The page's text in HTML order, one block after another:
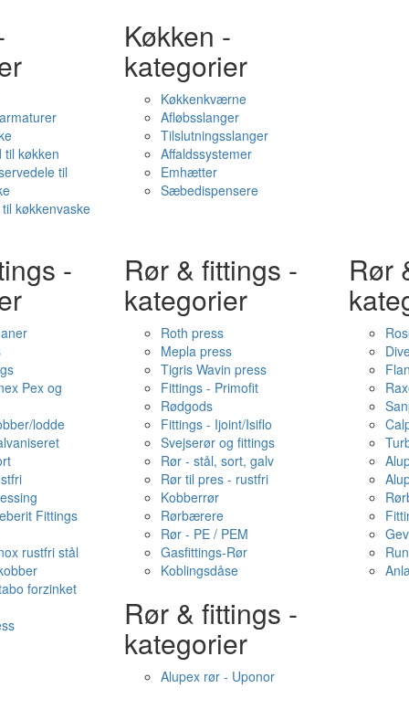
til køkken
til
køkkenvaske
Køkken -
kategorier
Køkkenkværne
Afløbsslanger
Tilslutningsslanger
Affaldssystemer
Emhætter
Sæbedispensere
-
Pex og
lodde
Fittings
rustfri stål
forzinket
Rør & fittings -
kategorier
Roth press
Mepla press
Tigris Wavin press
Fittings - Primofit
Rødgods
Fittings - Ijoint/Isiflo
Svejserør og fittings
Rør - stål, sort, galv
Rør til pres - rustfri
Kobberrør
Rørbærere
Rør - PE / PEM
Gasfittings-Rør
Koblingsdåse
Rør
Rør & fittings -
kategorier
Alupex rør - Uponor